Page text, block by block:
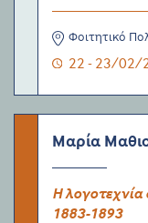
Φοιτητικό
22 - 23/02/
Μαρία
Η
1883-1893